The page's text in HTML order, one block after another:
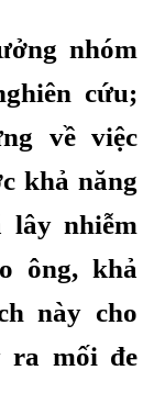
nhóm
cứu;
về việc
khả năng
lây nhiễm
ông, khả
này cho
ra mối đe